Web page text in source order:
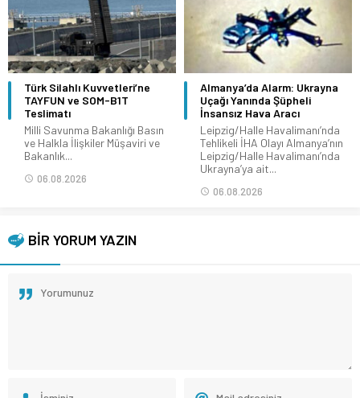
Türk Silahlı Kuvvetleri’ne
TAYFUN ve SOM-B1T
Teslimatı
Milli Savunma Bakanlığı Basın
ve Halkla İlişkiler Müşaviri ve
Bakanlık...
06.08.2026
Almanya’da Alarm: Ukrayna
Uçağı Yanında Şüpheli
İnsansız Hava Aracı
Leipzig/Halle Havalimanı’nda
Tehlikeli İHA Olayı Almanya’nın
Leipzig/Halle Havalimanı’nda
Ukrayna’ya ait...
06.08.2026
BİR YORUM YAZIN